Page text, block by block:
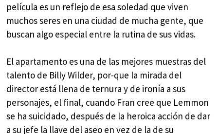
película es un reflejo de esa soledad que viven
muchos seres en una ciudad de mucha gente, que
buscan algo especial entre la rutina de sus vidas.
El apartamento es una de las mejores muestras del
talento de Billy Wilder, por-que la mirada del
director está llena de ternura y de ironía a sus
personajes, el final, cuando Fran cree que Lemmon
se ha suicidado, después de la heroica acción de dar
a su jefe la llave del aseo en vez de la de su